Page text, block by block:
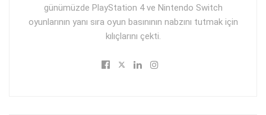
günümüzde PlayStation 4 ve Nintendo Switch
oyunlarının yanı sıra oyun basınının nabzını tutmak için
kılıçlarını çekti.